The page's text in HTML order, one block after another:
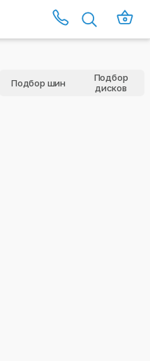
Подбор шин
Подбор
дисков